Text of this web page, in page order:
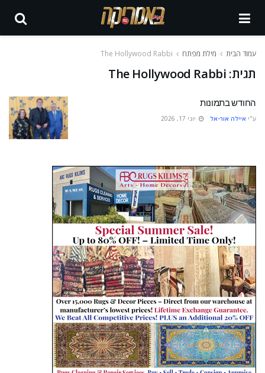
עמוד הבית מילת מפתח The Hollywood Rabbi
תגית: The Hollywood Rabbi
החודש בתמונות
ע"י איילה אור-אל יוני 17, 2026